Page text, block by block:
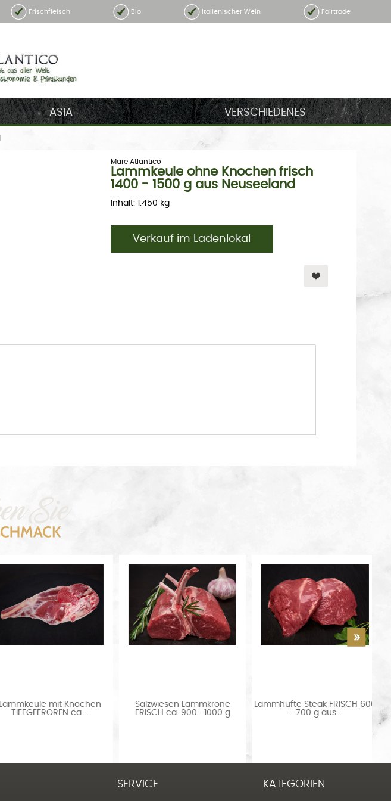
Frischfleisch Bio Italienischer Wein Fairtrade
ASIA VERSCHIEDENES
Mare Atlantico
Lammkeule ohne Knochen frisch
1400 - 1500 g aus Neuseeland
Inhalt: 1.450 kg
Verkauf im Ladenlokal
Salzwiesen Lammkrone
FRISCH ca. 900 -1000 g
Lammhüfte Steak FRISCH 600
- 700 g aus...
Lammfilet TIEFGEFROREN
450 g aus...
SERVICE KATEGORIEN